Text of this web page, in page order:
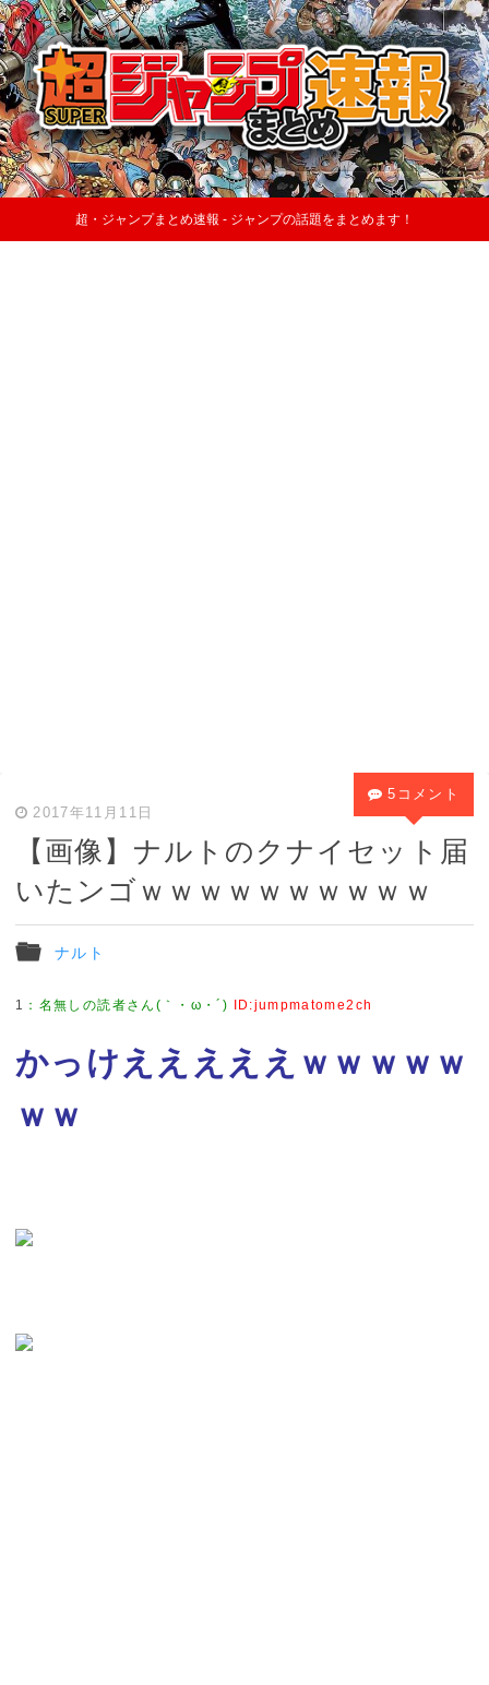
超・ジャンプまとめ速報 - ジャンプの話題をまとめます！
2017年11月11日
【画像】ナルトのクナイセット届
いたンゴｗｗｗｗｗｗｗｗｗｗ
ナルト
5コメント
1 ： 名無しの読者さん(｀・ω・´) ID:jumpmatome2ch
かっけえええええｗｗｗｗｗ
ｗｗ